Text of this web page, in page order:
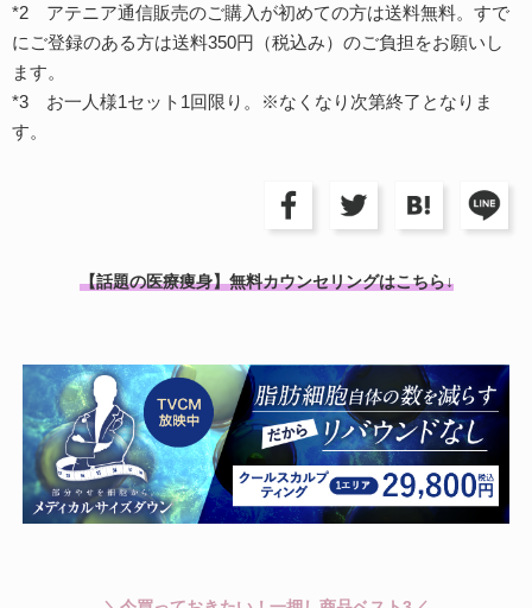
*2 アテニア通信販売のご購入が初めての方は送料無料。すで
にご登録のある方は送料350円（税込み）のご負担をお願いし
ます。
*3 お一人様1セット1回限り。※なくなり次第終了となりま
す。
【話題の医療痩身】無料カウンセリングはこちら↓